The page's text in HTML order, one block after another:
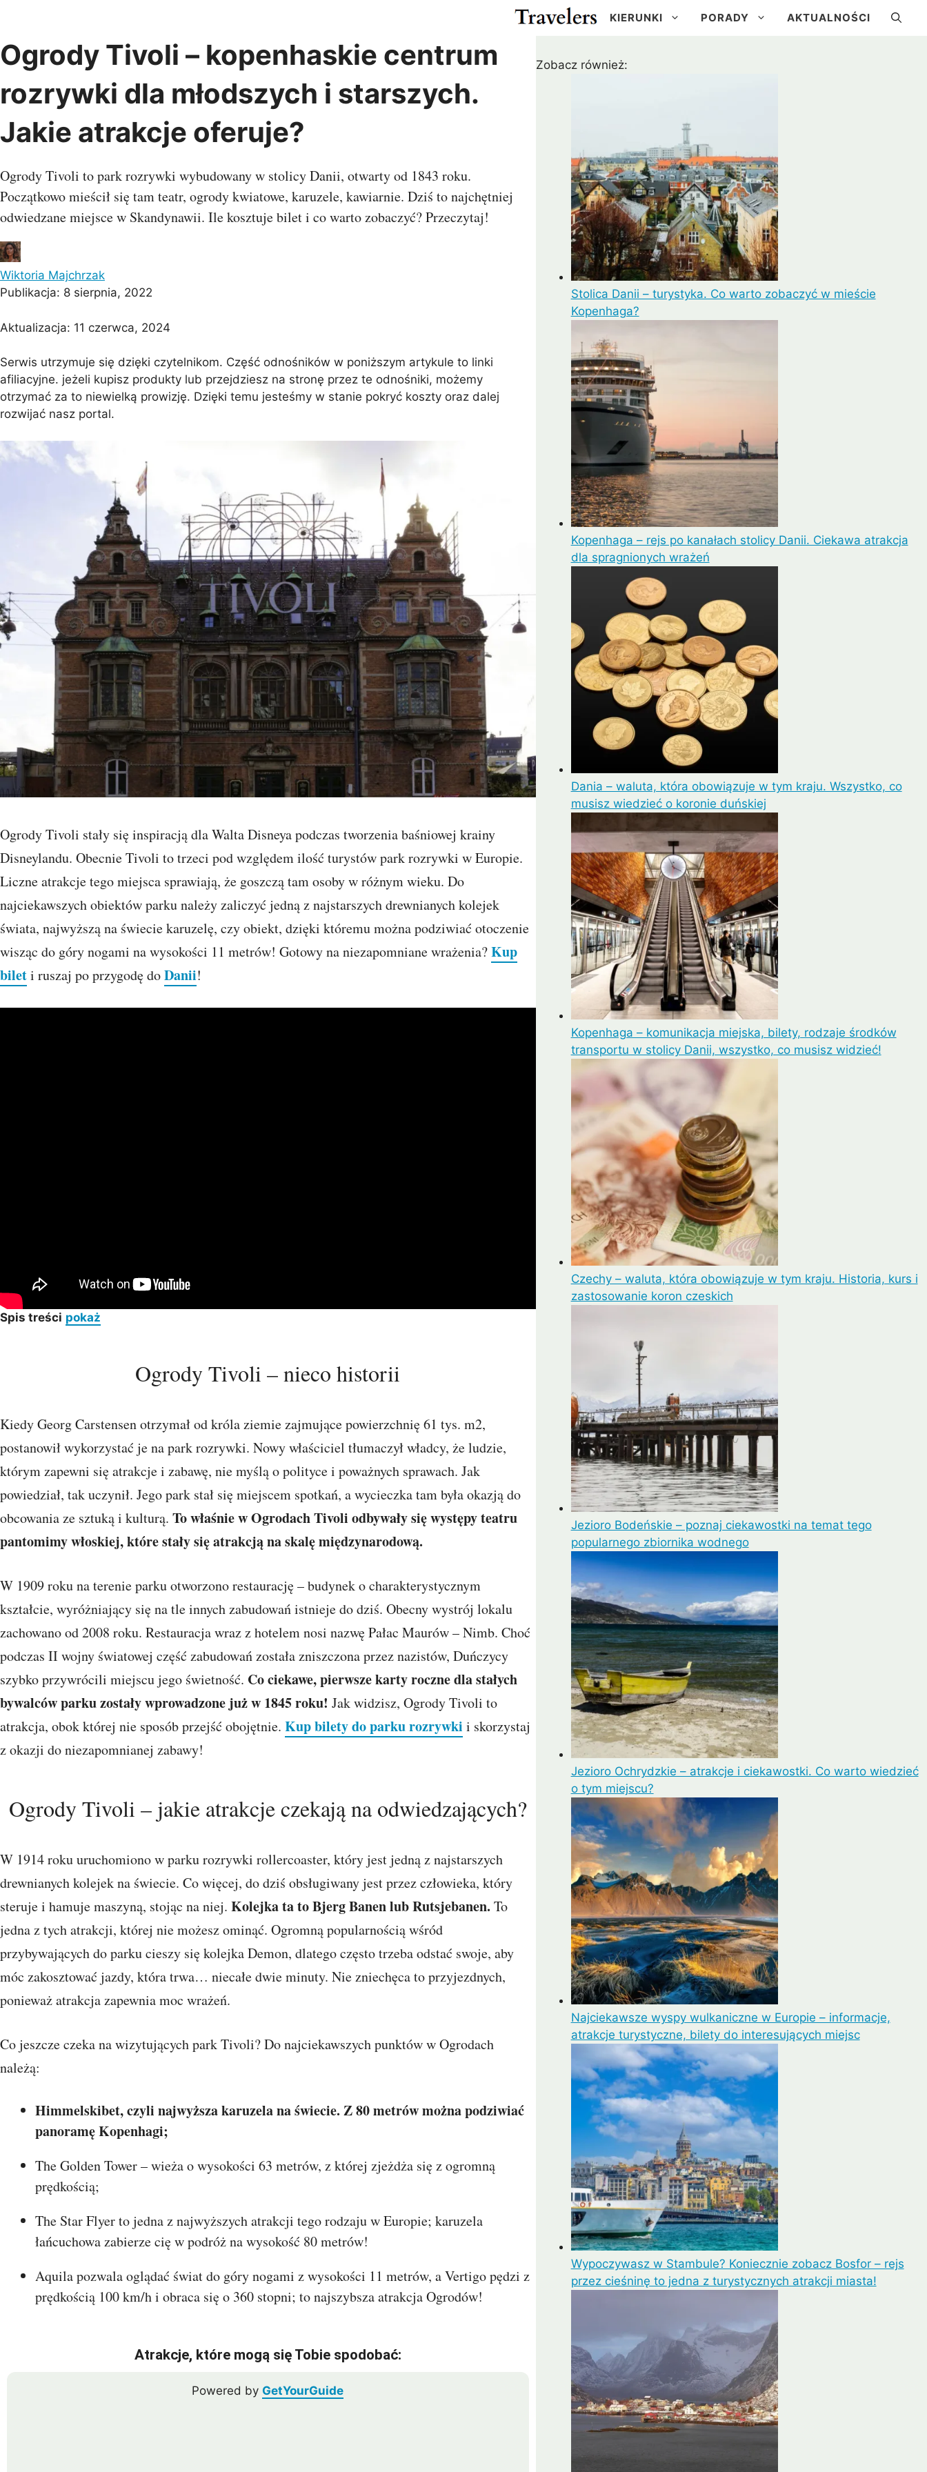
treści
KIERUNKI
Egipt Madagaskar
Maroko
Chile
Brazylia
Peru
Urugwaj
Indie
Izrael
Japonia
Kambodża
Malezja
Oman
Singapur
Bośnia i
Hercegowina
Bułgaria
Chorwacja
Czarnogóra
Czechy
Estonia
Finlandia
Francja
Holandia
Irlandia
Islandia
Malta
Macedonia
Monako
Niemcy
Norwegia
Polska
Szwecja
Turcja
Ukraina
Watykan
Koh Lipe
PORADY AKTUALNOŚCI
Ogrody Tivoli – kopenhaskie centrum
rozrywki dla młodszych i starszych.
Jakie atrakcje oferuje?
Ogrody Tivoli to park rozrywki wybudowany w stolicy Danii, otwarty od 1843 roku.
Początkowo mieścił się tam teatr, ogrody kwiatowe, karuzele, kawiarnie. Dziś to najchętniej
odwiedzane miejsce w Skandynawii. Ile kosztuje bilet i co warto zobaczyć? Przeczytaj!
Wiktoria Majchrzak
Publikacja: 8 sierpnia, 2022
Aktualizacja: 11 czerwca, 2024
Serwis utrzymuje się dzięki czytelnikom. Część odnośników w poniższym artykule to linki
afiliacyjne. jeżeli kupisz produkty lub przejdziesz na stronę przez te odnośniki, możemy
otrzymać za to niewielką prowizję. Dzięki temu jesteśmy w stanie pokryć koszty oraz dalej
rozwijać nasz portal.
Ogrody Tivoli stały się inspiracją dla Walta Disneya podczas tworzenia baśniowej krainy
Disneylandu. Obecnie Tivoli to trzeci pod względem ilość turystów park rozrywki w Europie.
Liczne atrakcje tego miejsca sprawiają, że goszczą tam osoby w różnym wieku. Do
najciekawszych obiektów parku należy zaliczyć jedną z najstarszych drewnianych kolejek
świata, najwyższą na świecie karuzelę, czy obiekt, dzięki któremu można podziwiać otoczenie
wisząc do góry nogami na wysokości 11 metrów! Gotowy na niezapomniane wrażenia?Kup
bileti ruszaj po przygodę doDanii!
Spis treści pokaż
Ogrody Tivoli – nieco historii
Kiedy Georg Carstensen otrzymał od króla ziemie zajmujące powierzchnię 61 tys. m2,
postanowił wykorzystać je na park rozrywki. Nowy właściciel tłumaczył władcy, że ludzie,
którym zapewni się atrakcje i zabawę, nie myślą o polityce i poważnych sprawach. Jak
powiedział, tak uczynił. Jego park stał się miejscem spotkań, a wycieczka tam była okazją do
obcowania ze sztuką i kulturą. To właśnie w Ogrodach Tivoli odbywały się występy teatru
pantomimy włoskiej, które stały się atrakcją na skalę międzynarodową.
W 1909 roku na terenie parku otworzono restaurację – budynek o charakterystycznym
kształcie, wyróżniający się na tle innych zabudowań istnieje do dziś. Obecny wystrój lokalu
zachowano od 2008 roku. Restauracja wraz z hotelem nosi nazwę Pałac Maurów – Nimb. Choć
podczas II wojny światowej część zabudowań została zniszczona przez nazistów, Duńczycy
szybko przywrócili miejscu jego świetność. Co ciekawe, pierwsze karty roczne dla stałych
bywalców parku zostały wprowadzone już w 1845 roku! Jak widzisz, Ogrody Tivoli to
atrakcja, obok której nie sposób przejść obojętnie. Kup bilety do parku rozrywki i skorzystaj
z okazji do niezapomnianej zabawy!
Ogrody Tivoli – jakie atrakcje czekają na odwiedzających?
W 1914 roku uruchomiono w parku rozrywki rollercoaster, który jest jedną z najstarszych
drewnianych kolejek na świecie. Co więcej, do dziś obsługiwany jest przez człowieka, który
steruje i hamuje maszyną, stojąc na niej. Kolejka ta to Bjerg Banen lub Rutsjebanen. To
jedna z tych atrakcji, której nie możesz ominąć. Ogromną popularnością wśród
przybywających do parku cieszy się kolejka Demon, dlatego często trzeba odstać swoje, aby
móc zakosztować jazdy, która trwa… niecałe dwie minuty. Nie zniechęca to przyjezdnych,
ponieważ atrakcja zapewnia moc wrażeń.
Co jeszcze czeka na wizytujących park Tivoli? Do najciekawszych punktów w Ogrodach
należą:
Himmelskibet, czyli najwyższa karuzela na świecie. Z 80 metrów można podziwiać
panoramę Kopenhagi;
The Golden Tower – wieża o wysokości 63 metrów, z której zjeżdża się z ogromną
prędkością;
The Star Flyer to jedna z najwyższych atrakcji tego rodzaju w Europie; karuzela
łańcuchowa zabierze cię w podróż na wysokość 80 metrów!
Aquila pozwala oglądać świat do góry nogami z wysokości 11 metrów, a Vertigo pędzi z
prędkością 100 km/h i obraca się o 360 stopni; to najszybsza atrakcja Ogrodów!
Atrakcje, które mogą się Tobie spodobać:
Powered by GetYourGuide
Zobacz również:
Stolica Danii – turystyka. Co warto zobaczyć w mieście
Kopenhaga?
Kopenhaga – rejs po kanałach stolicy Danii. Ciekawa atrakcja
dla spragnionych wrażeń
Dania – waluta, która obowiązuje w tym kraju. Wszystko, co
musisz wiedzieć o koronie duńskiej
Kopenhaga – komunikacja miejska, bilety, rodzaje środków
transportu w stolicy Danii, wszystko, co musisz widzieć!
Czechy – waluta, która obowiązuje w tym kraju. Historia, kurs i
zastosowanie koron czeskich
Jezioro Bodeńskie – poznaj ciekawostki na temat tego
popularnego zbiornika wodnego
Jezioro Ochrydzkie – atrakcje i ciekawostki. Co warto wiedzieć
o tym miejscu?
Najciekawsze wyspy wulkaniczne w Europie – informacje,
atrakcje turystyczne, bilety do interesujących miejsc
Wypoczywasz w Stambule? Koniecznie zobacz Bosfor – rejs
przez cieśninę to jedna z turystycznych atrakcji miasta!